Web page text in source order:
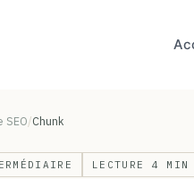
SEO Chunk
LECTURE 4 MIN